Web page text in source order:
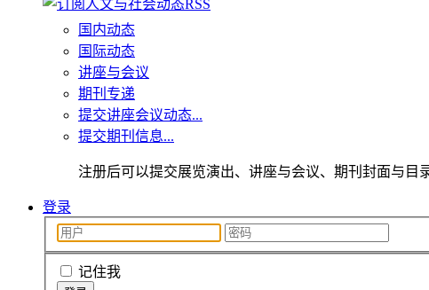
国内动态
国际动态
讲座与会议
期刊专递
提交讲座会议动态...
提交期刊信息...
注册后可以提交展览演出、讲座与会议、期刊封面与目
登录
记住我